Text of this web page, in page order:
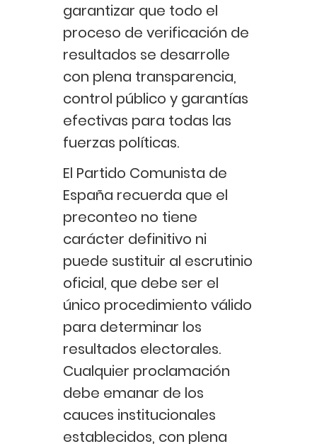
garantizar que todo el
proceso de verificación de
resultados se desarrolle
con plena transparencia,
control público y garantías
efectivas para todas las
fuerzas políticas.
El Partido Comunista de
España recuerda que el
preconteo no tiene
carácter definitivo ni
puede sustituir al escrutinio
oficial, que debe ser el
único procedimiento válido
para determinar los
resultados electorales.
Cualquier proclamación
debe emanar de los
cauces institucionales
establecidos, con plena